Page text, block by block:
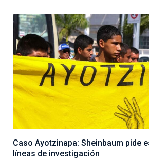
Caso Ayotzinapa: Sheinbaum pide
líneas de investigación